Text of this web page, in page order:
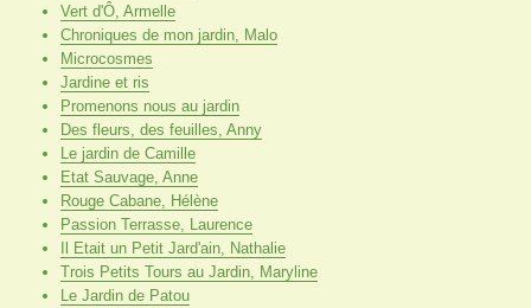
Vert d'Ô, Armelle
Chroniques de mon jardin, Malo
Microcosmes
Jardine et ris
Promenons nous au jardin
Des fleurs, des feuilles, Anny
Le jardin de Camille
Etat Sauvage, Anne
Rouge Cabane, Hélène
Passion Terrasse, Laurence
Il Etait un Petit Jard'ain, Nathalie
Trois Petits Tours au Jardin, Maryline
Le Jardin de Patou